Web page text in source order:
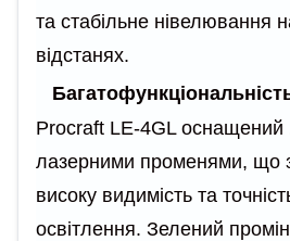
та стабільне нівелювання
відстанях.
Procraft LE-4GL оснащений
лазерними променями, що
високу видимість та
освітлення. Зелений